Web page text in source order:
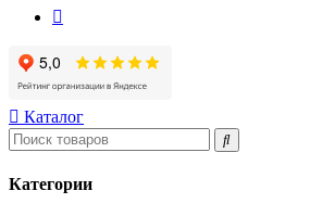
Каталог
Категории